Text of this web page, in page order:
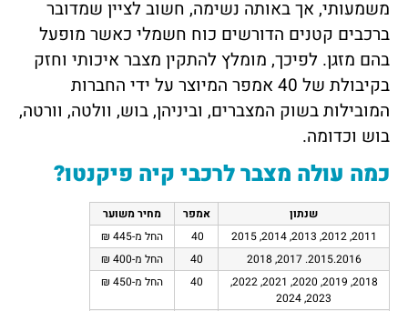
משמעותי, אך באותה נשימה, חשוב לציין שמדובר
ברכבים קטנים הדורשים כוח חשמלי כאשר מופעל
בהם מזגן. לפיכך, מומלץ להתקין מצבר איכותי וחזק
בקיבולת של 40 אמפר המיוצר על ידי החברות
המובילות בשוק המצברים, וביניהן, בוש, וולטה, וורטה,
בוש וכדומה.
כמה עולה מצבר לרכבי קיה פיקנטו?
שנתון אמפר
מחיר משוער
2011, 2012, 2013, 2014, 2015
40
החל מ-445 ₪
2015.2016. 2017, 2018
40
החל מ-400 ₪
2018, 2019, 2020, 2021, 2022,
2023, 2024
40 החל מ-450 ₪